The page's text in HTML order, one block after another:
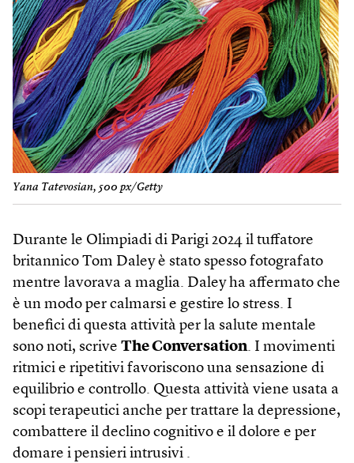
Yana Tatevosian, 500 px/Getty
Durante le Olimpiadi di Parigi 2024 il tuffatore
britannico Tom Daley è stato spesso fotografato
mentre lavorava a maglia. Daley ha affermato che
è un modo per calmarsi e gestire lo stress. I
benefici di questa attività per la salute mentale
sono noti, scrive The Conversation. I movimenti
ritmici e ripetitivi favoriscono una sensazione di
equilibrio e controllo. Questa attività viene usata a
scopi terapeutici anche per trattare la depressione,
combattere il declino cognitivo e il dolore e per
domare i pensieri intrusivi .